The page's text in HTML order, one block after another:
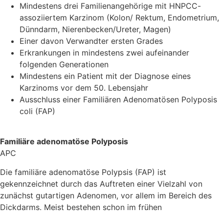
Mindestens drei Familienangehörige mit HNPCC-
assoziiertem Karzinom (Kolon/ Rektum, Endometrium,
Dünndarm, Nierenbecken/Ureter, Magen)
Einer davon Verwandter ersten Grades
Erkrankungen in mindestens zwei aufeinander
folgenden Generationen
Mindestens ein Patient mit der Diagnose eines
Karzinoms vor dem 50. Lebensjahr
Ausschluss einer Familiären Adenomatösen Polyposis
coli (FAP)
Familiäre adenomatöse Polyposis
APC
Die familiäre adenomatöse Polypsis (FAP) ist
gekennzeichnet durch das Auftreten einer Vielzahl von
zunächst gutartigen Adenomen, vor allem im Bereich des
Dickdarms. Meist bestehen schon im frühen